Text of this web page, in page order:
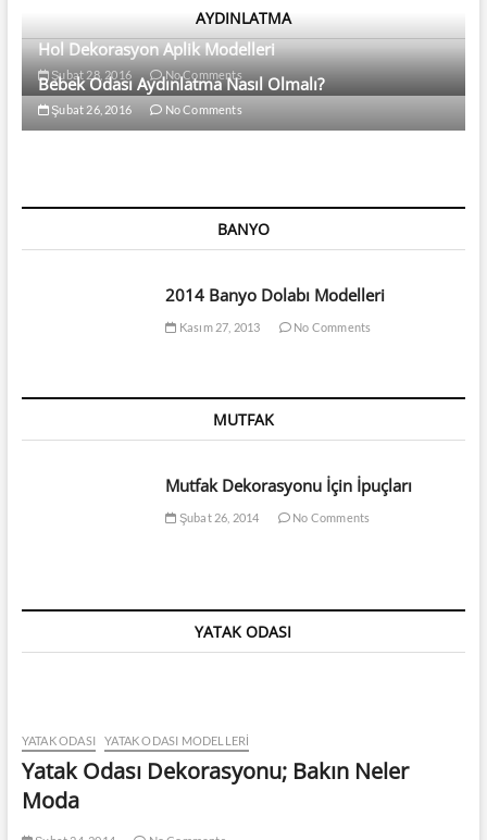
AYDINLATMA
Hol Dekorasyon Aplik Modelleri
Şubat 28, 2016 No Comments
Bebek Odası Aydınlatma Nasıl Olmalı?
Şubat 26, 2016 No Comments
BANYO
2014 Banyo Dolabı Modelleri
Kasım 27, 2013 No Comments
MUTFAK
Mutfak Dekorasyonu İçin İpuçları
Şubat 26, 2014 No Comments
YATAK ODASI
YATAK ODASI YATAK ODASI MODELLERI
Yatak Odası Dekorasyonu; Bakın Neler
Moda